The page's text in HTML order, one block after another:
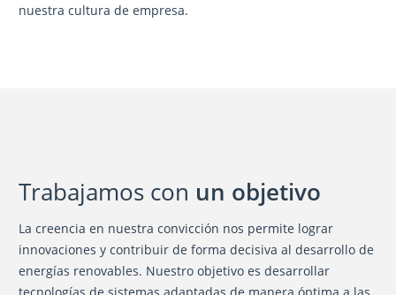
nuestra cultura de empresa.
Trabajamos con un objetivo
La creencia en nuestra convicción nos permite lograr
innovaciones y contribuir de forma decisiva al desarrollo de
energías renovables. Nuestro objetivo es desarrollar